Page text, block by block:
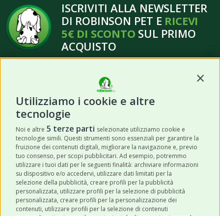
Utilizziamo i cookie e altre
tecnologie
Noi e altre 5 terze parti selezionate utilizziamo cookie e
tecnologie simili. Questi strumenti sono essenziali per garantire la
fruizione dei contenuti digitali, migliorare la navigazione e, previo
tuo consenso, per scopi pubblicitari. Ad esempio, potremmo
utilizzare i tuoi dati per le seguenti finalità: archiviare informazioni
su dispositivo e/o accedervi, utilizzare dati limitati per la
selezione della pubblicità, creare profili per la pubblicità
personalizzata, utilizzare profili per la selezione di pubblicità
personalizzata, creare profili per la personalizzazione dei
contenuti, utilizzare profili per la selezione di contenuti
ISCRIVITI ALLA NEWSLETTER
DI ROBINSON PET E RICEVI
5€ DI SCONTO SUL PRIMO
ACQUISTO
Acconsento a ricevere newsletter,
aggiornamenti e offerte promozionali da
Robinson Pet Shop tramite email.*